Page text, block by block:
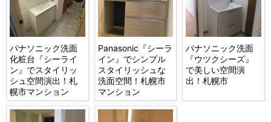
パナソニック洗面
化粧台『シーライ
ン』でスタイリッ
シュ空間演出！札
幌市マンション
Panasonic『シーラ
イン』でシンプル
スタイリッシュな
洗面空間！札幌市
マンション
パナソニック洗面
『ウツクシーズ』
で美しい空間演
出！札幌市